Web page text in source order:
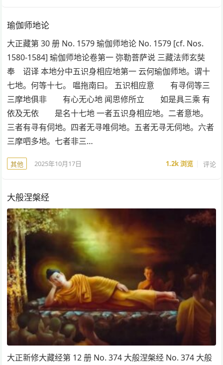
瑜伽师地论
大正藏第 30 册 No. 1579 瑜伽师地论 No. 1579 [cf. Nos.
1580-1584] 瑜伽师地论卷第一 弥勒菩萨说 三藏法师玄奘
奉 诏译 本地分中五识身相应地第一 云何瑜伽师地。谓十
七地。何等十七。 嗢拖南曰。 五识相应意 有寻伺等三
三摩地俱非 有心无心地 闻思修所立 如是具三乘 有
依及无依 是名十七地 一者五识身相应地。二者意地。
三者有寻有伺地。四者无寻唯伺地。五者无寻无伺地。六者
三摩呬多地。七者非三…
其他 2025年10月17日 1.2k浏览 评论
大般涅槃经
大正新修大藏经第 12 册 No. 374 大般涅槃经 No. 374 大般